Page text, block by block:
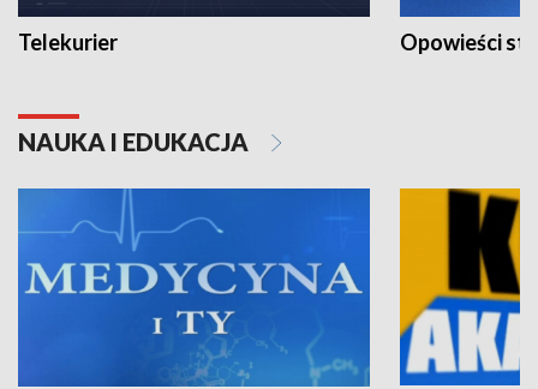
Telekurier Opowieści
NAUKA I EDUKACJA